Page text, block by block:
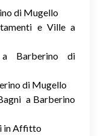
di Mugello
e Ville a
Barberino di
di Mugello
a Barberino
in Affitto